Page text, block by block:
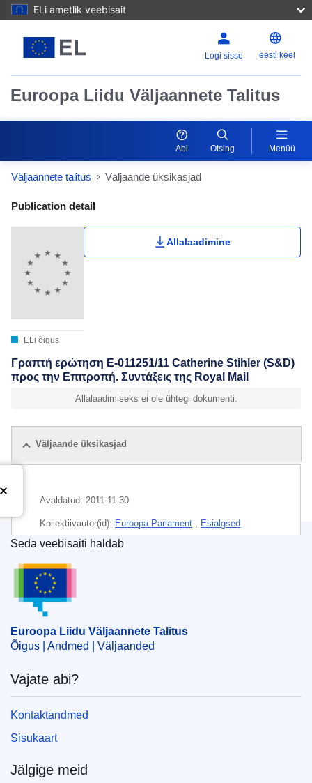
ELi ametlik veebisait
Logi sisse eesti keel
Euroopa Liidu Väljaannete Talitus
Abi Otsing Menüü
Väljaannete talitus Väljaande üksikasjad
Publication Detail Actions Portlet
Kasutaja hinnang
Publication detail
ELi õigus
Allalaadimine
Γραπτή ερώτηση E-011251/11 Catherine Stihler (S&D)
προς την Επιτροπή. Συντάξεις της Royal Mail
Allalaadimiseks ei ole ühtegi dokumenti.
Väljaande üksikasjad
Avaldatud: 2011-11-30
Kollektiivautor(id): Euroopa Parlament
Esialgsed
andmed
Teema:ELi õiguse rikkumine
riigiabi
Ühendkuningriik
CELEX : 92011E011251
Euroopa Liidu Väljaannete Talitus
Seda veebisaiti haldab
Euroopa Liidu Väljaannete Talitus
Õigus | Andmed | Väljaanded
Vajate abi?
Kontaktandmed
Sisukaart
Jälgige meid